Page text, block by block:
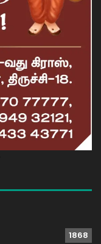
1868